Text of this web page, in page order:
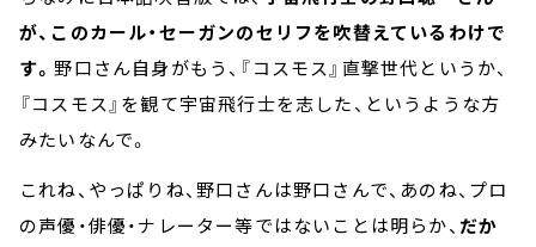
が、このカール・セーガンのセリフを吹替えているわけで
す。野口さん自身がもう、『コスモス』直撃世代というか、
『コスモス』を観て宇宙飛行士を志した、というような方
みたいなんで。
これね、やっぱりね、野口さんは野口さんで、あのね、プロ
の声優・俳優・ナレーター等ではないことは明らか、 だか